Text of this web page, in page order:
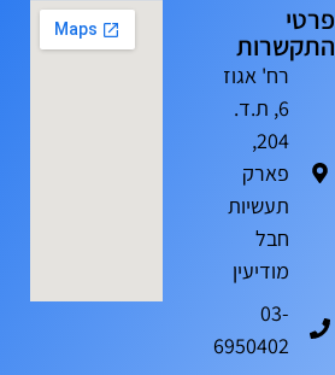
פרטי
התקשרות
רח' אגוז
6, ת.ד.
204,
פארק
תעשיות
חבל
מודיעין
03-
6950402